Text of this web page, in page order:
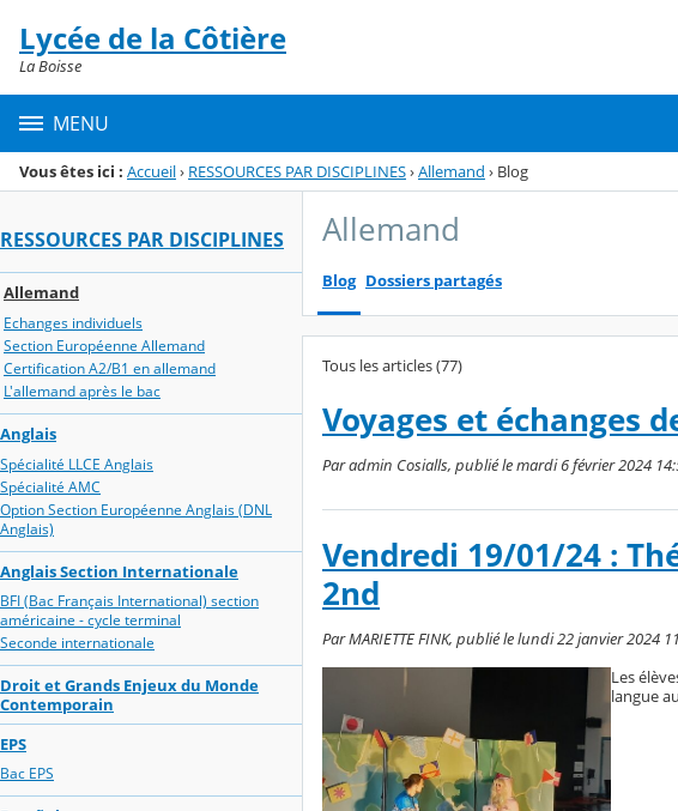
Menu de la rubrique
Contenu
Lycée de la Côtière
La Boisse
MENU
Vous êtes ici : Accueil› RESSOURCES PAR DISCIPLINES›Allemand › Blog
RESSOURCES PAR DISCIPLINES
Allemand
Echanges individuels
Section Européenne Allemand
Certification A2/B1 en allemand
L'allemand après le bac
Anglais
Spécialité LLCE Anglais
Spécialité AMC
Option Section Européenne Anglais (DNL
Anglais)
Anglais Section Internationale
BFI (Bac Français International) section
américaine - cycle terminal
Seconde internationale
Droit et Grands Enjeux du Monde
Contemporain
EPS
Bac EPS
Allemand
Blog Dossiers partagés
Tous les articles (77)
Voyages et échanges
Par admin Cosialls, publié le mardi 6 février 2024
Vendredi 19/01/24 :
2nd
Par MARIETTE FINK, publié le lundi 22 janvier 2024
Les
langue